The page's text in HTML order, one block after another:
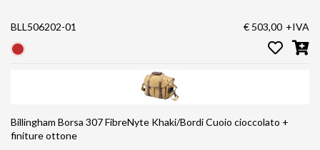
BLL506202-01 € 503,00 +IVA
Billingham Borsa 307 FibreNyte Khaki/Bordi Cuoio cioccolato +
finiture ottone